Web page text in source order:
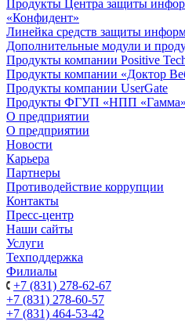
Продукты Центра защиты
«Конфидент»
Линейка средств защиты
Дополнительные модули и
Продукты компании Positive
Продукты компании «Доктор
Продукты компании UserGate
Продукты ФГУП «НПП «Гамма»
О предприятии
О предприятии
Новости
Карьера
Партнеры
Противодействие коррупции
Контакты
Пресс-центр
Наши сайты
Услуги
Техподдержка
Филиалы
+7 (831) 278-62-67
+7 (831) 278-60-57
+7 (831) 464-53-42